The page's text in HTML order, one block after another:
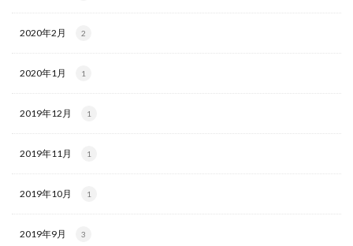
2020年2月 2
2020年1月 1
2019年12月 1
2019年11月 1
2019年10月 1
2019年9月 3